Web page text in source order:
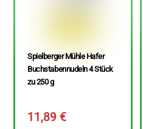
Spielberger Mühle Hafer
Buchstabennudeln 4 Stück
zu 250 g
11,89€